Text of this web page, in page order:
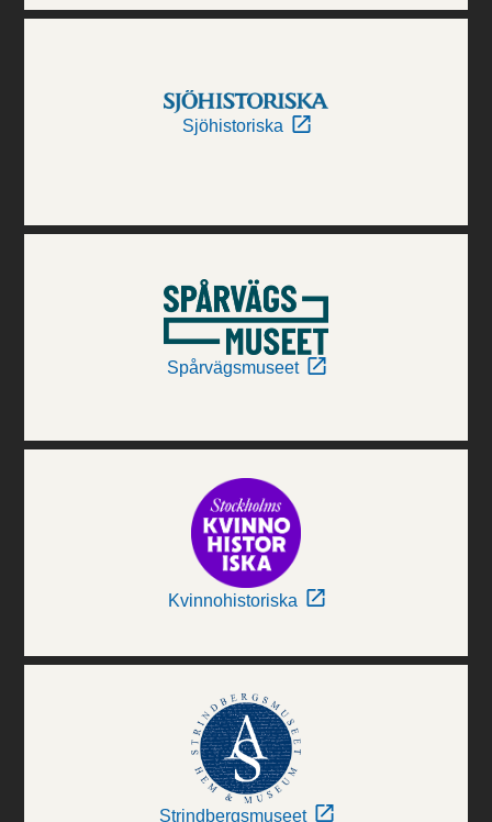
Sjöhistoriska
Spårvägsmuseet
Kvinnohistoriska
Strindbergsmuseet